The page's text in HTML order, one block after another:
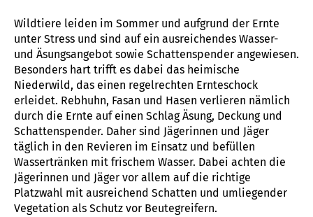
Wildtiere leiden im Sommer und aufgrund der Ernte
unter Stress und sind auf ein ausreichendes Wasser-
und Äsungsangebot sowie Schattenspender angewiesen.
Besonders hart trifft es dabei das heimische
Niederwild, das einen regelrechten Ernteschock
erleidet. Rebhuhn, Fasan und Hasen verlieren nämlich
durch die Ernte auf einen Schlag Äsung, Deckung und
Schattenspender. Daher sind Jägerinnen und Jäger
täglich in den Revieren im Einsatz und befüllen
Wassertränken mit frischem Wasser. Dabei achten die
Jägerinnen und Jäger vor allem auf die richtige
Platzwahl mit ausreichend Schatten und umliegender
Vegetation als Schutz vor Beutegreifern.